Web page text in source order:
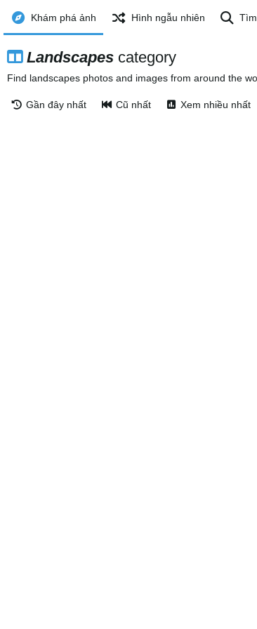
Khám phá ảnh Hình ngẫu nhiên
Landscapes category
Find landscapes photos and images from around the
Gần đây nhất Cũ nhất Xem nhiều nhất